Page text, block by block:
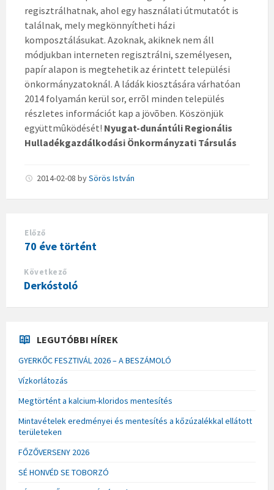
regisztrálhatnak, ahol egy használati útmutatót is
találnak, mely megkönnyítheti házi
komposztálásukat. Azoknak, akiknek nem áll
módjukban interneten regisztrálni, személyesen,
papír alapon is megtehetik az érintett települési
önkormányzatoknál. A ládák kiosztására várhatóan
2014 folyamán kerül sor, errõl minden település
részletes információt kap a jövõben. Köszönjük
együttmûködését! Nyugat-dunántúli Regionális
Hulladékgazdálkodási Önkormányzati Társulás
2014-02-08 bySörös István
Előző
70 éve történt
Következő
Derkóstoló
LEGUTÓBBI HÍREK
GYERKŐC FESZTIVÁL 2026 – A BESZÁMOLÓ
Vízkorlátozás
Megtörtént a kalcium-kloridos mentesítés
Mintavételek eredményei és mentesítés a kőzúzalékkal ellátott
területeken
FŐZŐVERSENY 2026
SÉ HONVÉD SE TOBORZÓ